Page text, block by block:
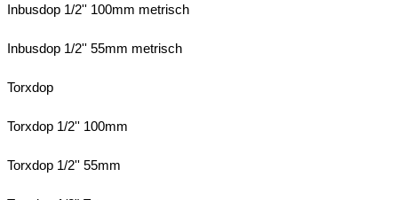
Inbusdop 1/2'' 100mm metrisch
Inbusdop 1/2'' 55mm metrisch
Torxdop
Torxdop 1/2'' 100mm
Torxdop 1/2'' 55mm